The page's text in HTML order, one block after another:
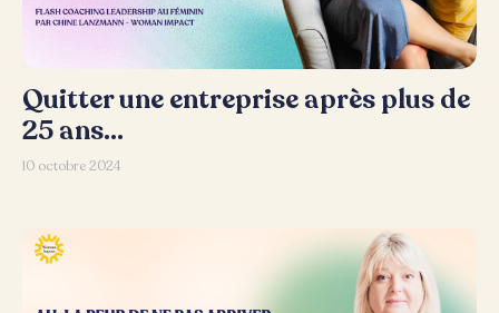
Quitter une entreprise après plus de
25 ans…
10 octobre 2024